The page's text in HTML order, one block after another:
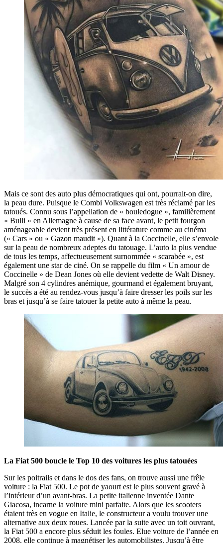
Mais ce sont des auto plus démocratiques qui ont, pourrait-on dire,
la peau dure. Puisque le Combi Volkswagen est très réclamé par les
tatoués. Connu sous l’appellation de « bouledogue », familièrement
« Bulli » en Allemagne à cause de sa face avant, le petit fourgon
aménageable devient très présent en littérature comme au cinéma
(« Cars » ou « Gazon maudit »). Quant à la Coccinelle, elle s’envole
sur la peau de nombreux adeptes du tatouage. L’auto la plus vendue
de tous les temps, affectueusement surnommée « scarabée », est
également une star de ciné. On se rappelle du film « Un amour de
Coccinelle » de Dean Jones où elle devient vedette de Walt Disney.
Malgré son 4 cylindres anémique, gourmand et également bruyant,
le succès a été au rendez-vous jusqu’à faire dresser les poils sur les
bras et jusqu’à se faire tatouer la petite auto à même la peau.
La Fiat 500 boucle le Top 10 des voitures les plus tatouées
Sur les poitrails et dans le dos des fans, on trouve aussi une frêle
voiture : la Fiat 500. Le pot de yaourt est le plus souvent gravé à
l’intérieur d’un avant-bras. La petite italienne inventée Dante
Giacosa, incarne la voiture mini parfaite. Alors que les scooters
étaient très en vogue en Italie, le constructeur a voulu trouver une
alternative aux deux roues. Lancée par la suite avec un toit ouvrant,
la Fiat 500 a encore plus séduit les foules. Elue voiture de l’année en
2008, elle continue à magnétiser les automobilistes. Jusqu’à être